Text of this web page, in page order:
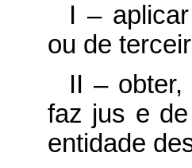
I –
ou de
II –
faz jus e
entidade